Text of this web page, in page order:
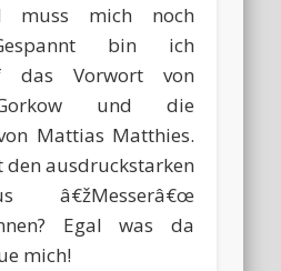
mich noch
bin ich
das Vorwort von
und die
Mattias Matthies.
den ausdruckstarken
â€žMesserâ€œ
Egal was da
mich!